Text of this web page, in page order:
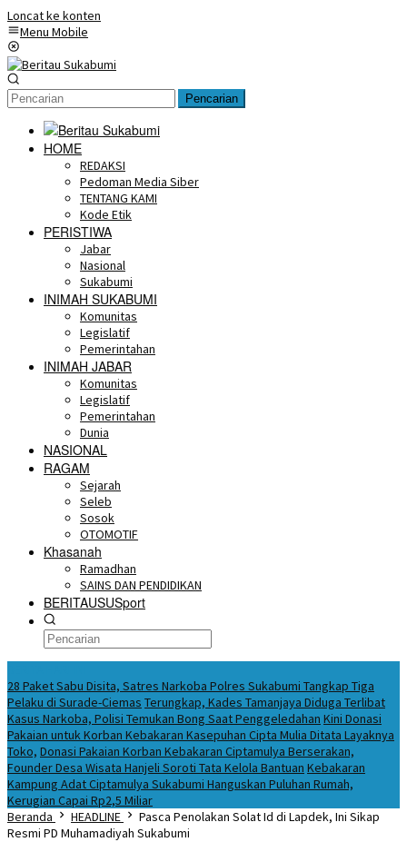
Loncat ke konten
Menu Mobile
Pencarian
HOME
REDAKSI
Pedoman Media Siber
TENTANG KAMI
Kode Etik
PERISTIWA
Jabar
Nasional
Sukabumi
INIMAH SUKABUMI
Komunitas
Legislatif
Pemerintahan
INIMAH JABAR
Komunitas
Legislatif
Pemerintahan
Dunia
NASIONAL
RAGAM
Sejarah
Seleb
Sosok
OTOMOTIF
Khasanah
Ramadhan
SAINS DAN PENDIDIKAN
BERITAUSUSport
28 Paket Sabu Disita, Satres Narkoba Polres Sukabumi Tangkap Tiga
Pelaku di Surade-Ciemas Terungkap, Kades Tamanjaya Diduga Terlibat
Kasus Narkoba, Polisi Temukan Bong Saat Penggeledahan Kini Donasi
Pakaian untuk Korban Kebakaran Kasepuhan Cipta Mulia Ditata Layaknya
Toko, Donasi Pakaian Korban Kebakaran Ciptamulya Berserakan,
Founder Desa Wisata Hanjeli Soroti Tata Kelola Bantuan Kebakaran
Kampung Adat Ciptamulya Sukabumi Hanguskan Puluhan Rumah,
Kerugian Capai Rp2,5 Miliar
Beranda
HEADLINE
Pasca Penolakan Solat Id di Lapdek, Ini Sikap
Resmi PD Muhamadiyah Sukabumi